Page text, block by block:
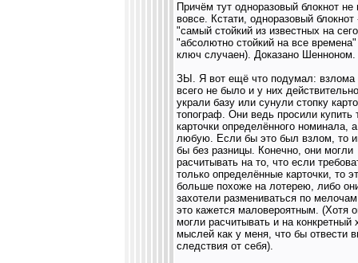
Причём тут одноразовый блокнот не
вовсе. Кстати, одноразовый блокнот
"самый стойкий из известных на
"абсолютно стойкий на все
ключ случаен). Доказано Шенноном.
ЗЫ. Я вот ещё что подумал: взлома
всего не было и у них
украли базу или сунули стопку
топограф. Они ведь просили купить
карточки определённого номинала,
любую. Если бы это был взлом, то
бы без разницы. Конечно, они могли
расчитывать на то, что если
только определённые карточки, то
больше похоже на лотерею, либо
захотели размениваться по
это кажется маловероятным. (Хотя
могли расчитывать и на конкретный
мыслей как у меня, что бы отвести
следствия от себя).